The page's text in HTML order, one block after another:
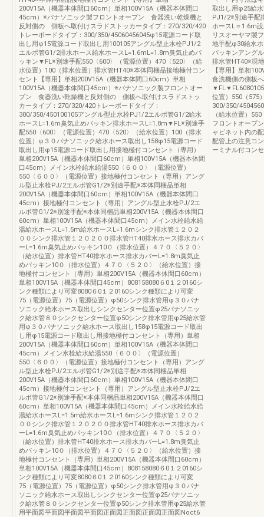
200V15A（機器本体間口60cm）単相100V15A（機器本体間口
45cm）※パナソニック製フロントオープン 食器洗い乾燥機と
反対側の 側板へ取付けスラドストッカータイプ：270/320/420
トレーボードタイプ：300/350/45060456045φ15電源コード取
出し用φ15電源コード取出し用100105アングル型止水栓PJ1/2
エルボ管G1/2排水ホース給水ホースL=1.6mL=1.8m臭気止めパ
ッキン▼FL※別途手配550〈600〉（電源位置）470〈520〉（給
水位置）100（排水位置）排水管HT40※本体同梱品接地極付コン
セント【専用】単相200V15A（機器本体間口60cm）単相
100V15A（機器本体間口45cm）※パナソニック製フロントオー
プン 食器洗い乾燥機と反対側の 側板へ取付けスラドストッ
カータイプ：270/320/420トレーボードタイプ：
300/350/450100105アングル型止水栓PJ1/2エルボ管G1/2給水
ホースL=1.6m臭気止めパッキン排水ホースL=1.8m▼FL※別途手
配550〈600〉（電源位置）470〈520〉（給水位置）100（排水
位置）φ３０パナソニック給水ホース取出し158φ15電源コード
取出し用φ15電源コード取出し用接地極付コンセント（専用）
単相200V15A（機器本体間口60cm）単相100V15A（機器本体間
口45cm）メイン水栓給水給湯550〈６００〉（電源位置）
550〈６００〉（電源位置）接地極付コンセント（専用）アング
ル型止水栓PJ/2エルボ管G1/2※別途手配※本体同梱品単相
200V15A（機器本体間口60cm）単相100V15A（機器本体間口
45cm）接地極付コンセント（専用）アングル型止水栓PJ/2エ
ルボ管G1/2※別途手配※本体同梱品単相200V15A（機器本体間口
60cm）単相100V15A（機器本体間口45cm）メイン水栓給水給
湯給水ホースL=1.5m給水ホースL=1.6mシンク排水管１２０２
００シンク排水管１２０２００排水管HT40排水ホース排水カバ
ーL=1.6m臭気止めパッキン10０（排水位置）４７０〈５２０〉
（給水位置）排水管HT40排水ホース排水カバーL=1.8m臭気止
めパッキン10０（排水位置）４７０〈５２０〉（給水位置）接
地極付コンセント（専用）単相200V15A（機器本体間口60cm）
単相100V15A（機器本体間口45cm）808158080６0１２0160シ
ンク種類により可変8080６0１２0160シンク種類により可変
75（電源位置）75（電源位置）φ50シンク排水管用φ３０パナ
ソニック給水ホース取出しシンクセンター位置φ25パナソニッ
ク給水管８０シンクセンター位置φ50シンク排水管用φ25給水管
用φ３０パナソニック給水ホース取出し158φ15電源コード取出
し用φ15電源コード取出し用接地極付コンセント（専用）単相
200V15A（機器本体間口60cm）単相100V15A（機器本体間口
45cm）メイン水栓給水給湯550〈６００〉（電源位置）
550〈６００〉（電源位置）接地極付コンセント（専用）アング
ル型止水栓PJ/2エルボ管G1/2※別途手配※本体同梱品単相
200V15A（機器本体間口60cm）単相100V15A（機器本体間口
45cm）接地極付コンセント（専用）アングル型止水栓PJ/2エ
ルボ管G1/2※別途手配※本体同梱品単相200V15A（機器本体間口
60cm）単相100V15A（機器本体間口45cm）メイン水栓給水給
湯給水ホースL=1.5m給水ホースL=1.6mシンク排水管１２０２
００シンク排水管１２０２００排水管HT40排水ホース排水カバ
ーL=1.6m臭気止めパッキン10０（排水位置）４７０〈５２０〉
（給水位置）排水管HT40排水ホース排水カバーL=1.8m臭気止
めパッキン10０（排水位置）４７０〈５２０〉（給水位置）接
地極付コンセント（専用）単相200V15A（機器本体間口60cm）
単相100V15A（機器本体間口45cm）808158080６0１２0160シ
ンク種類により可変8080６0１２0160シンク種類により可変
75（電源位置）75（電源位置）φ50シンク排水管用φ３０パナ
ソニック給水ホース取出しシンクセンター位置φ25パナソニッ
ク給水管８０シンクセンター位置φ50シンク排水管用φ25給水管
用平面図平面図平面図平面図正面図正面図正面図正面図Noct6
取出し用φ25給
PJ1/2※別途手配
ホースL＝1.6m
リスオーヤマ製
地手配φ30給水
パッキンアング
排水管HT40※現
【専用】単相
食洗機側の側板
位置）550（575
300/350/
（給水位置）
フロントオープ
ャビネット内の
配管上の注意コ
ーミナル付コン